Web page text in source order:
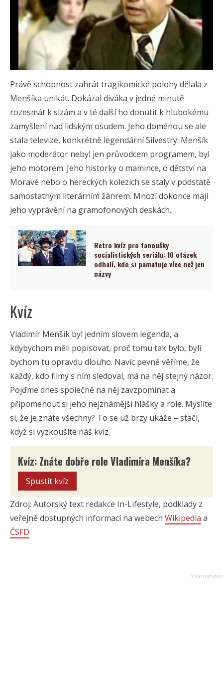
Právě schopnost zahrát tragikomické polohy dělala z
Menšíka unikát. Dokázal diváka v jedné minutě
rozesmát k slzám a v té další ho donutit k hlubokému
zamyšlení nad lidským osudem. Jeho doménou se ale
stala televize, konkrétně legendární Silvestry. Menšík
jako moderátor nebyl jen průvodcem programem, byl
jeho motorem. Jeho historky o mamince, o dětství na
Moravě nebo o hereckých kolezích se staly v podstatě
samostatným literárním žánrem. Mnozí dokonce mají
jeho vyprávění na gramofonových deskách.
Retro kvíz pro fanoušky
socialistických seriálů: 10 otázek
odhalí, kdo si pamatuje více než jen
názvy
Kvíz
Vladimír Menšík byl jedním slovem legenda, a
kdybychom měli popisovat, proč tomu tak bylo, byli
bychom tu opravdu dlouho. Navíc pevně věříme, že
každý, kdo filmy s ním sledoval, má na něj stejný názor.
Pojďme dnes společně na něj zavzpomínat a
připomenout si jeho nejznámější hlášky a role. Myslíte
si, že je znáte všechny? To se už brzy ukáže – stačí,
když si vyzkoušíte náš kvíz.
Kvíz: Znáte dobře role Vladimíra Menšíka?
Spustit kvíz
Zdroj: Autorský text redakce In-Lifestyle, podklady z
veřejně dostupných informací na webech Wikipedia a
ČSFD